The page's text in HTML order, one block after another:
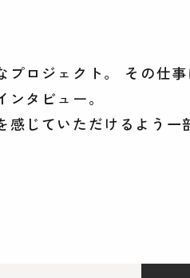
プロジェクト。 その仕
タビュー。
じていただけるよう一